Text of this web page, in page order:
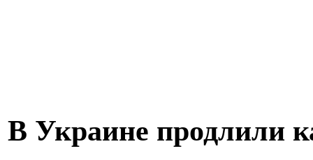
В Украине продлили